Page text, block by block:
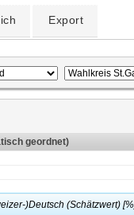
Export
geordnet)
)Deutsch (Schätzwert)